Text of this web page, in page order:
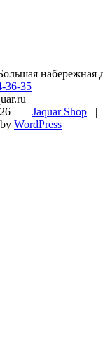
набережная
36-35
| Jaquar Shop |
WordPress